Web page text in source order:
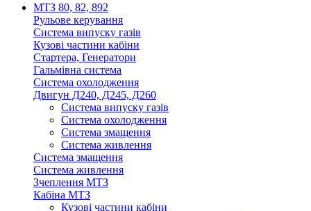
МТЗ 80, 82, 892
Рульове керування
Система випуску газів
Кузові частини кабіни
Стартера, Генератори
Гальмівна система
Система охолодження
Двигун Д240, Д245, Д260
Система випуску газів
Система охолодження
Система змащення
Система живлення
Система змащення
Система живлення
Зчеплення МТЗ
Кабіна МТЗ
Кузові частини кабіни